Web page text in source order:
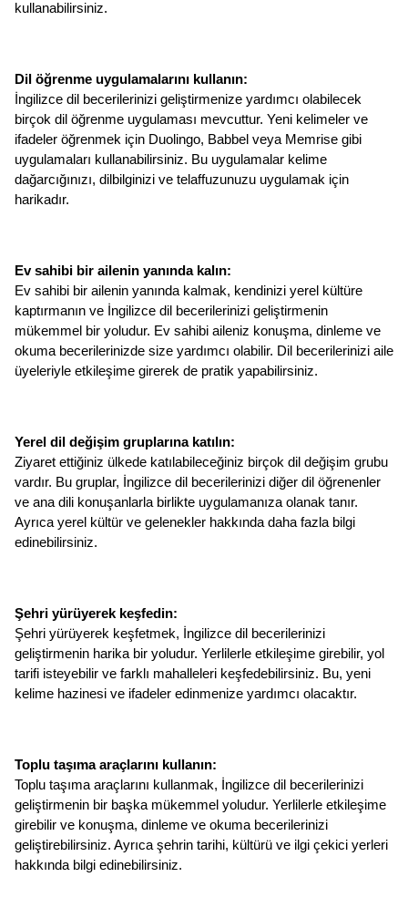
kullanabilirsiniz.
Dil öğrenme uygulamalarını kullanın:
İngilizce dil becerilerinizi geliştirmenize yardımcı olabilecek
birçok dil öğrenme uygulaması mevcuttur. Yeni kelimeler ve
ifadeler öğrenmek için Duolingo, Babbel veya Memrise gibi
uygulamaları kullanabilirsiniz. Bu uygulamalar kelime
dağarcığınızı, dilbilginizi ve telaffuzunuzu uygulamak için
harikadır.
Ev sahibi bir ailenin yanında kalın:
Ev sahibi bir ailenin yanında kalmak, kendinizi yerel kültüre
kaptırmanın ve İngilizce dil becerilerinizi geliştirmenin
mükemmel bir yoludur. Ev sahibi aileniz konuşma, dinleme ve
okuma becerilerinizde size yardımcı olabilir. Dil becerilerinizi aile
üyeleriyle etkileşime girerek de pratik yapabilirsiniz.
Yerel dil değişim gruplarına katılın:
Ziyaret ettiğiniz ülkede katılabileceğiniz birçok dil değişim grubu
vardır. Bu gruplar, İngilizce dil becerilerinizi diğer dil öğrenenler
ve ana dili konuşanlarla birlikte uygulamanıza olanak tanır.
Ayrıca yerel kültür ve gelenekler hakkında daha fazla bilgi
edinebilirsiniz.
Şehri yürüyerek keşfedin:
Şehri yürüyerek keşfetmek, İngilizce dil becerilerinizi
geliştirmenin harika bir yoludur. Yerlilerle etkileşime girebilir, yol
tarifi isteyebilir ve farklı mahalleleri keşfedebilirsiniz. Bu, yeni
kelime hazinesi ve ifadeler edinmenize yardımcı olacaktır.
Toplu taşıma araçlarını kullanın:
Toplu taşıma araçlarını kullanmak, İngilizce dil becerilerinizi
geliştirmenin bir başka mükemmel yoludur. Yerlilerle etkileşime
girebilir ve konuşma, dinleme ve okuma becerilerinizi
geliştirebilirsiniz. Ayrıca şehrin tarihi, kültürü ve ilgi çekici yerleri
hakkında bilgi edinebilirsiniz.